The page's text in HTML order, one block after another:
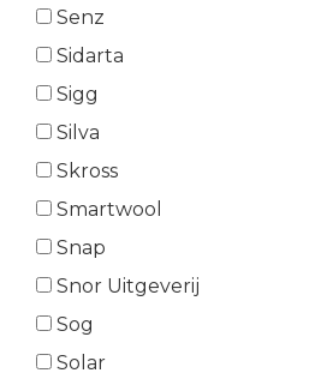
Senz
Sidarta
Sigg
Silva
Skross
Smartwool
Snap
Snor Uitgeverij
Sog
Solar